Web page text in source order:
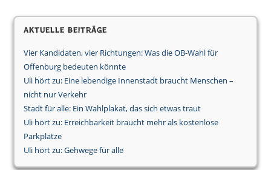
Aktuelle Beiträge
Vier Kandidaten, vier Richtungen: Was die OB-Wahl für
Offenburg bedeuten könnte
Uli hört zu: Eine lebendige Innenstadt braucht Menschen –
nicht nur Verkehr
Stadt für alle: Ein Wahlplakat, das sich etwas traut
Uli hört zu: Erreichbarkeit braucht mehr als kostenlose
Parkplätze
Uli hört zu: Gehwege für alle